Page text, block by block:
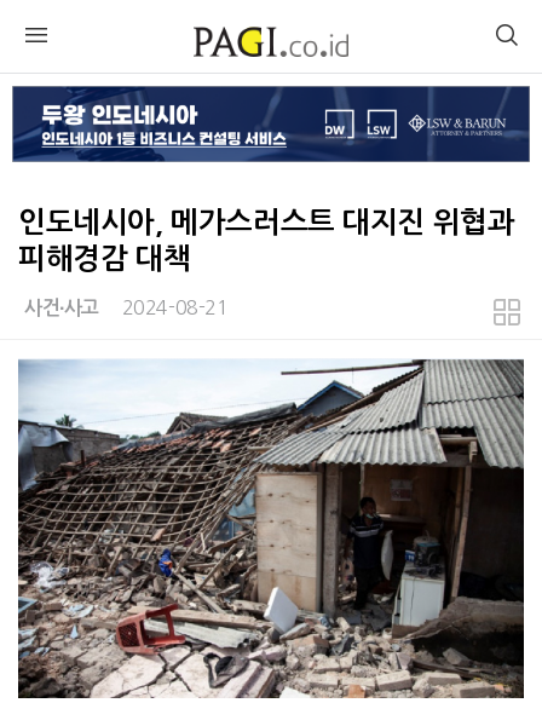
인도네시아, 메가스러스트 대지진 위협과
피해경감 대책
사건∙사고 2024-08-21